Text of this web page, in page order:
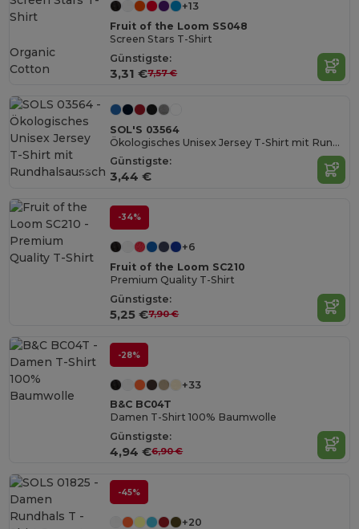
+13
Fruit of the Loom SS048
Screen Stars T-Shirt
Günstigste:
3,31 €7,57 €
Organic
Cotton
SOL'S 03564
Ökologisches Unisex Jersey T-Shirt mit Rundhalsausschnitt
Günstigste:
3,44 €
-34%
+6
Fruit of the Loom SC210
Premium Quality T-Shirt
Günstigste:
5,25 €7,90 €
-28%
+33
B&C BC04T
Damen T-Shirt 100% Baumwolle
Günstigste:
4,94 €6,90 €
-45%
+20